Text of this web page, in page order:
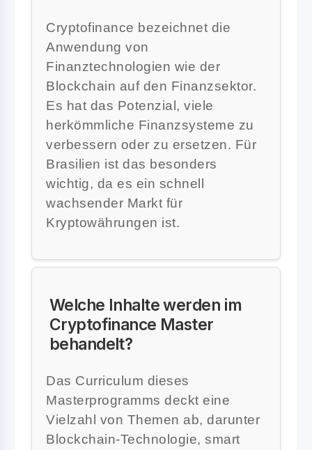
Cryptofinance bezeichnet die
Anwendung von
Finanztechnologien wie der
Blockchain auf den Finanzsektor.
Es hat das Potenzial, viele
herkömmliche Finanzsysteme zu
verbessern oder zu ersetzen. Für
Brasilien ist das besonders
wichtig, da es ein schnell
wachsender Markt für
Kryptowährungen ist.
Welche Inhalte werden im
Cryptofinance Master
behandelt?
Das Curriculum dieses
Masterprogramms deckt eine
Vielzahl von Themen ab, darunter
Blockchain-Technologie, smart